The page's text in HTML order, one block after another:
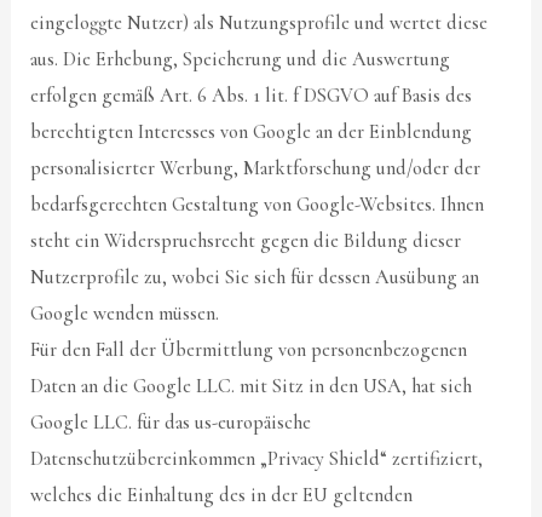
eingeloggte Nutzer) als Nutzungsprofile und wertet diese
aus. Die Erhebung, Speicherung und die Auswertung
erfolgen gemäß Art. 6 Abs. 1 lit. f DSGVO auf Basis des
berechtigten Interesses von Google an der Einblendung
personalisierter Werbung, Marktforschung und/oder der
bedarfsgerechten Gestaltung von Google-Websites. Ihnen
steht ein Widerspruchsrecht gegen die Bildung dieser
Nutzerprofile zu, wobei Sie sich für dessen Ausübung an
Google wenden müssen.
Für den Fall der Übermittlung von personenbezogenen
Daten an die Google LLC. mit Sitz in den USA, hat sich
Google LLC. für das us-europäische
Datenschutzübereinkommen „Privacy Shield“ zertifiziert,
welches die Einhaltung des in der EU geltenden